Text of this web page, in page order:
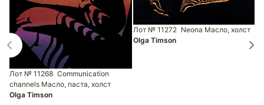
Лот № 11268 Communication
channels Масло, паста, холст
Olga Timson
Лот № 11272 Neona Масло, холст
Olga Timson